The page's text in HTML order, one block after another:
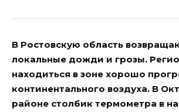
В Ростовскую область
локальные дожди и грозы.
находиться в зоне хорошо
континентального воздуха. В
районе столбик термометра в